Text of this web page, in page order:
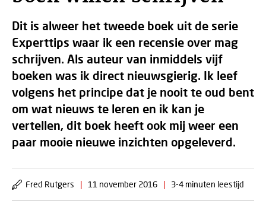
Dit is alweer het tweede boek uit de serie
Experttips waar ik een recensie over mag
schrijven. Als auteur van inmiddels vijf
boeken was ik direct nieuwsgierig. Ik leef
volgens het principe dat je nooit te oud bent
om wat nieuws te leren en ik kan je
vertellen, dit boek heeft ook mij weer een
paar mooie nieuwe inzichten opgeleverd.
Fred Rutgers | 11 november 2016 | 3-4 minuten leestijd